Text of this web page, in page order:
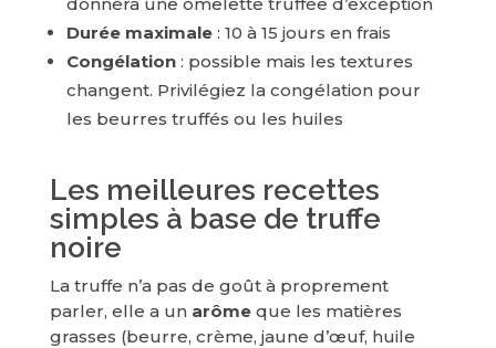
Durée maximale: 10 à 15 jours en frais
Congélation: possible mais les textures
changent. Privilégiez la congélation pour
les beurres truffés ou les huiles
Les meilleures recettes
simples à base de truffe
noire
La truffe n’a pas de goût à proprement
parler, elle a un arômeque les matières
grasses (beurre, crème, jaune d’œuf, huile